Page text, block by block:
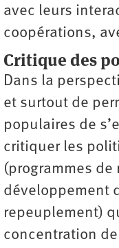
avec leurs
coopérations,
Critique des
Dans la
et surtout de
populaires de
critiquer les
(programmes
développement
repeuplement)
concentration